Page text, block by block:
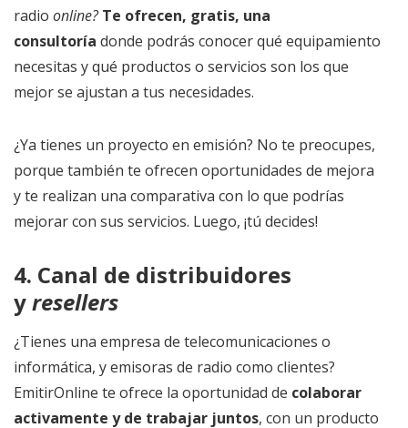
radio online? Te ofrecen, gratis, una
consultoría donde podrás conocer qué equipamiento
necesitas y qué productos o servicios son los que
mejor se ajustan a tus necesidades.
¿Ya tienes un proyecto en emisión? No te preocupes,
porque también te ofrecen oportunidades de mejora
y te realizan una comparativa con lo que podrías
mejorar con sus servicios. Luego, ¡tú decides!
4. Canal de distribuidores
yresellers
¿Tienes una empresa de telecomunicaciones o
informática, y emisoras de radio como clientes?
EmitirOnline te ofrece la oportunidad de colaborar
activamente y de trabajar juntos, con un producto